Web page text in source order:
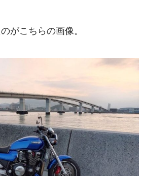
がこちらの画像。